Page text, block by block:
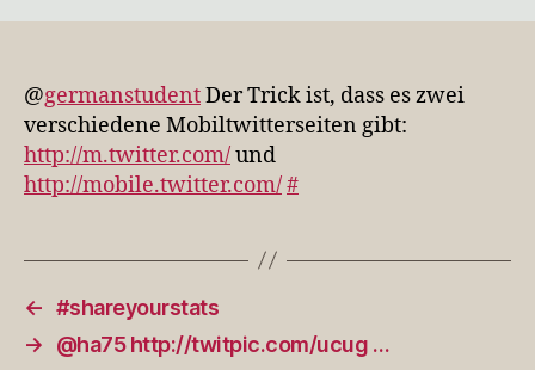
…
@germanstudentDer Trick ist, dass es zwei
verschiedene Mobiltwitterseiten gibt:
http://m.twitter.com/und
http://mobile.twitter.com/#
← #shareyourstats
→
@ha75 http://twitpic.com/ucug …